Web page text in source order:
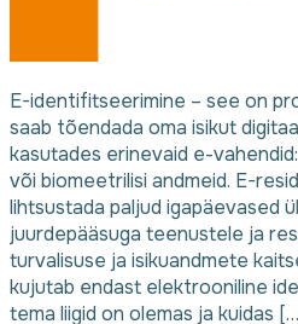
E-identifitseerimine – see on
saab tõendada oma isikut
kasutades erinevaid e-
või biomeetrilisi andmeid. E-
lihtsustada paljud igapäevased
juurdepääsuga teenustele ja
turvalisuse ja isikuandmete
kujutab endast elektrooniline
tema liigid on olemas ja kuidas